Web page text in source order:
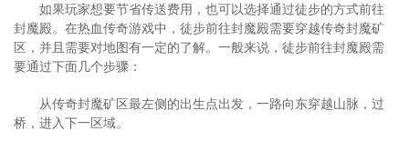
如果玩家想要节省传送费用，也可以选择通过徒步的方式前往
封魔殿。在热血传奇游戏中，徒步前往封魔殿需要穿越传奇封魔矿
区，并且需要对地图有一定的了解。一般来说，徒步前往封魔殿需
要通过下面几个步骤：
从传奇封魔矿区最左侧的出生点出发，一路向东穿越山脉，过
桥，进入下一区域。